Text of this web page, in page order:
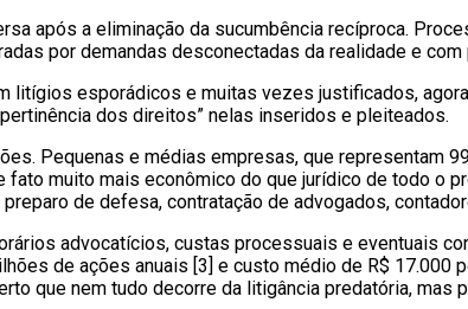
após a eliminação da sucumbência recíproca.
por demandas desconectadas da realidade e
litígios esporádicos e muitas vezes justificados,
dos direitos” nelas inseridos e pleiteados.
Pequenas e médias empresas, que representam
muito mais econômico do que jurídico de todo o
de defesa, contratação de advogados,
advocatícios, custas processuais e eventuais
de ações anuais [3] e custo médio de R$
que nem tudo decorre da litigância predatória, mas